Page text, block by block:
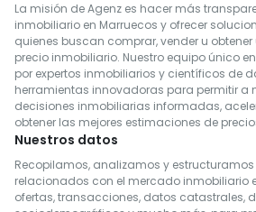
La misión de Agenz es hacer más
inmobiliario en Marruecos y ofrecer
quienes buscan comprar, vender u
precio inmobiliario. Nuestro equipo único
por expertos inmobiliarios y científicos de
herramientas innovadoras para permitir a
decisiones inmobiliarias informadas,
obtener las mejores estimaciones de
Nuestros datos
Recopilamos, analizamos y
relacionados con el mercado inmobiliario
ofertas, transacciones, datos catastrales,